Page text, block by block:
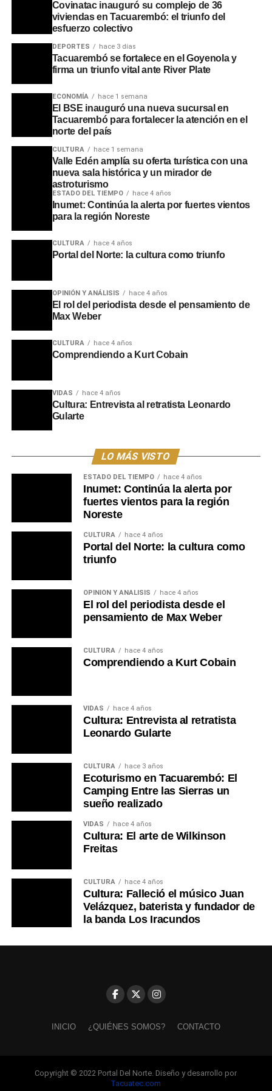
Más allá de las cifras de producción, el impacto más
significativo se refleja en el mercado laboral. Con la
ampliación, la plantilla de trabajadores creció de 1.250 a
1.750 operarios, generando 500 nuevos puestos de
trabajo directos. Se estima que la actividad del frigorífico
volcará mensualmente cerca de dos millones de dólares
al mercado local, consolidándose como la industria más
grande del departamento.
Durante el acto, la ministra Fernanda Cardona subrayó
que este tipo de industrialización prepara al país para la
apertura de nuevos mercados internacionales mediante
la mejora en logística y tecnología. Por su parte, el
intendente Ezquerra enfatizó que estas inversiones son la
clave para combatir el desarraigo, permitiendo que la
población local encuentre oportunidades de desarrollo en
su propia tierra sin necesidad de emigrar.
Tacuarembó como un motor económico fundamental. Con
una infraestructura de vanguardia, la planta simboliza el
avance de Uruguay hacia un futuro de mayor desarrollo
agroindustrial, donde la sinergia entre productores,
trabajadores y el sector privado impulsa el crecimiento
Portal del Norte
Covinatac inauguró su complejo de 36
viviendas en Tacuarembó: el triunfo del
esfuerzo colectivo
DEPORTES hace 3 días
Tacuarembó se fortalece en el Goyenola y
firma un triunfo vital ante River Plate
ECONOMÍA hace 1 semana
El BSE inauguró una nueva sucursal en
Tacuarembó para fortalecer la atención en el
norte del país
CULTURA hace 1 semana
Valle Edén amplía su oferta turística con una
nueva sala histórica y un mirador de
astroturismo
ESTADO DEL TIEMPO hace 4 años
Inumet: Continúa la alerta por fuertes vientos
para la región Noreste
CULTURA hace 4 años
Portal del Norte: la cultura como triunfo
OPINIÓN Y ANÁLISIS hace 4 años
El rol del periodista desde el pensamiento de
Max Weber
CULTURA hace 4 años
Comprendiendo a Kurt Cobain
VIDAS hace 4 años
Cultura: Entrevista al retratista Leonardo
Gularte
LO MÁS VISTO
ESTADO DEL TIEMPO hace 4 años
Inumet: Continúa la alerta por
fuertes vientos para la región
Noreste
CULTURA hace 4 años
Portal del Norte: la cultura como
triunfo
OPINIÓN Y ANÁLISIS hace 4 años
El rol del periodista desde el
pensamiento de Max Weber
CULTURA hace 4 años
Comprendiendo a Kurt Cobain
VIDAS hace 4 años
Cultura: Entrevista al retratista
Leonardo Gularte
CULTURA hace 3 años
Ecoturismo en Tacuarembó: El
Camping Entre las Sierras un
sueño realizado
VIDAS hace 4 años
Cultura: El arte de Wilkinson
Freitas
CULTURA hace 4 años
Cultura: Falleció el músico Juan
Velázquez, baterista y fundador de
la banda Los Iracundos
INICIO ¿QUIÉNES SOMOS? CONTACTO
Copyright © 2022 Portal Del Norte. Diseño y desarrollo por
Tacuatec.com